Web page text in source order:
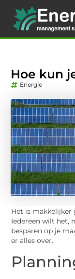
Hoe kun
Energie
Het is makkelijker
Iedereen wilt het,
besparen op je
er alles over.